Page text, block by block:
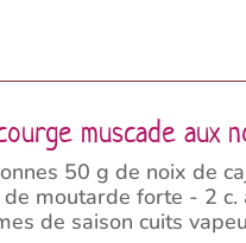
muscade aux
50 g de noix de
de moutarde forte - 2
de saison cuits